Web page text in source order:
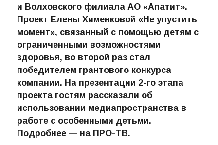
и Волховского филиала АО «Апатит».
Проект Елены Хименковой «Не упустить
момент», связанный с помощью детям с
ограниченными возможностями
здоровья, во второй раз стал
победителем грантового конкурса
компании. На презентации 2-го этапа
проекта гостям рассказали об
использовании медиапространства в
работе с особенными детьми.
Подробнее — на ПРО-ТВ.